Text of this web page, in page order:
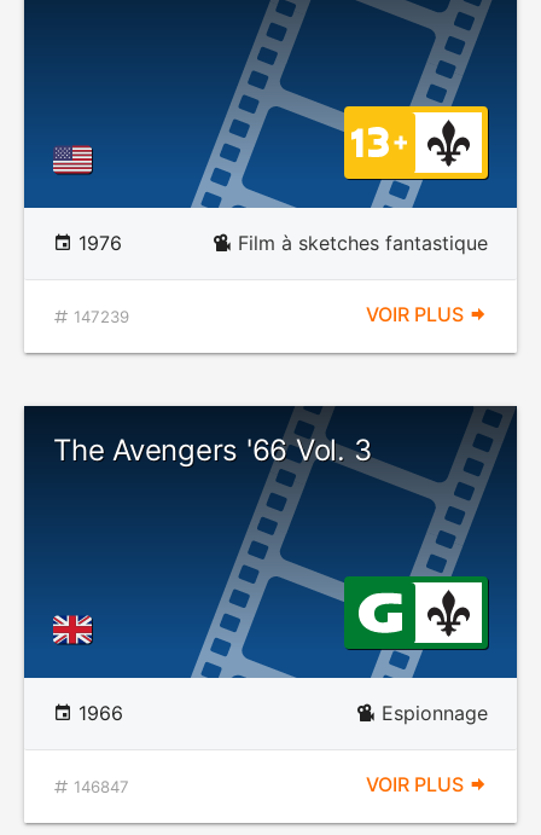
1976 Film à sketches fantastique
147239 VOIR PLUS
The Avengers '66 Vol. 3
1966 Espionnage
146847 VOIR PLUS